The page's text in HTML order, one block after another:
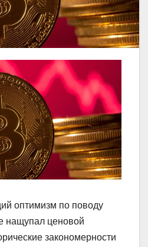
оптимизм по поводу
нащупал ценовой
закономерности